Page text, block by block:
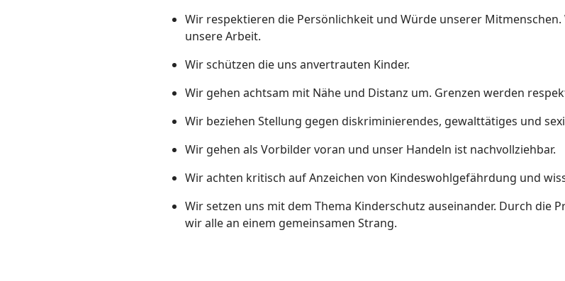
Wir respektieren die Persönlichkeit und Würde unserer
unsere Arbeit.
Wir schützen die uns anvertrauten Kinder.
Wir gehen achtsam mit Nähe und Distanz um. Grenzen werden
Wir beziehen Stellung gegen diskriminierendes, gewalttätiges und
Wir gehen als Vorbilder voran und unser Handeln ist nachvollziehbar.
Wir achten kritisch auf Anzeichen von Kindeswohlgefährdung und
Wir setzen uns mit dem Thema Kinderschutz auseinander. Durch die
wir alle an einem gemeinsamen Strang.